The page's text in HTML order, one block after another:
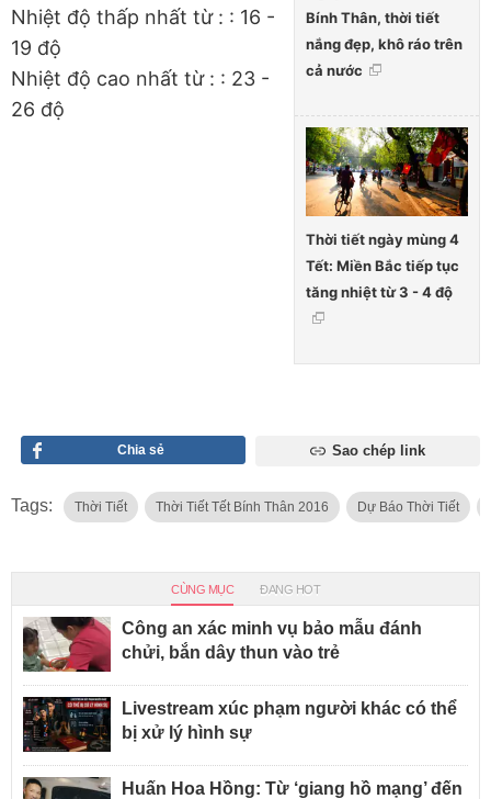
Bính Thân, thời tiết
nắng đẹp, khô ráo trên
cả nước
Thời tiết ngày mùng 4
Tết: Miền Bắc tiếp tục
tăng nhiệt từ 3 - 4 độ
Nhiệt độ thấp nhất từ : : 16 -
19 độ
Nhiệt độ cao nhất từ : : 23 -
26 độ
Chia sẻ Sao chép link
Tags: Thời Tiết Thời Tiết Tết Bính Thân 2016 Dự Báo Thời Tiết
CÙNG MỤC ĐANG HOT
Công an xác minh vụ bảo mẫu đánh
chửi, bắn dây thun vào trẻ
Livestream xúc phạm người khác có thể
bị xử lý hình sự
Huấn Hoa Hồng: Từ ‘giang hồ mạng’ đến